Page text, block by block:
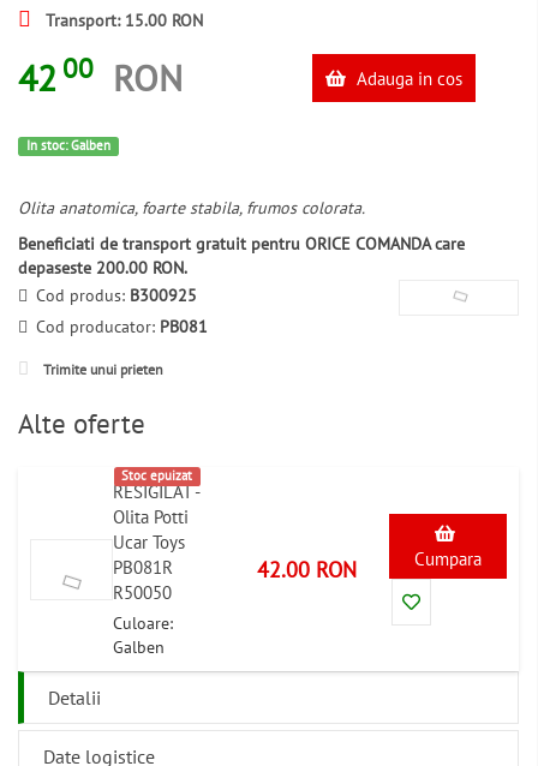
Transport: 15.00 RON
42 00 RON Adauga in cos
In stoc: Galben
Olita anatomica, foarte stabila, frumos colorata.
Beneficiati de transport gratuit pentru ORICE COMANDA care
depaseste 200.00 RON.
Cod produs: B300925
Cod producator: PB081
Trimite unui prieten
Alte oferte
Stoc epuizat
RESIGILAT -
Olita Potti
Ucar Toys
PB081R
R50050
Culoare:
Galben
42.00 RON Cumpara
Detalii
Date logistice